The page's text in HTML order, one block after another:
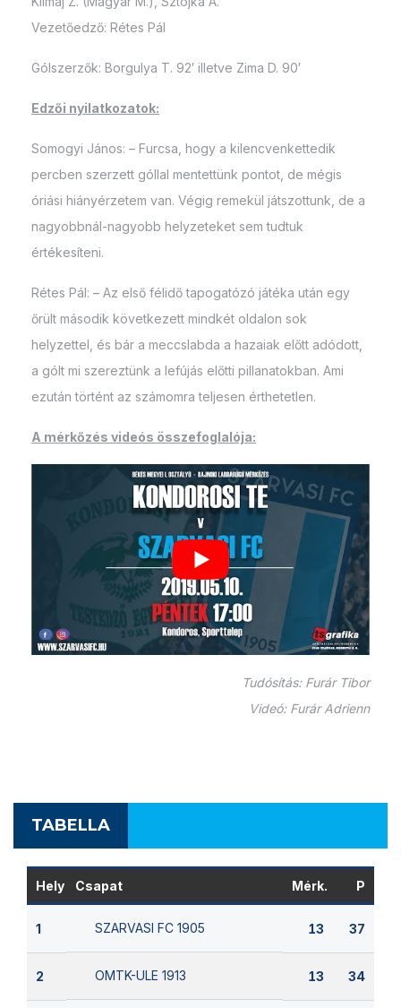
Vezetőedző: Rétes Pál
Gólszerzők: Borgulya T. 92′ illetve Zima D. 90′
Edzői nyilatkozatok:
Somogyi János: – Furcsa, hogy a kilencvenkettedik
percben szerzett góllal mentettünk pontot, de mégis
óriási hiányérzetem van. Végig remekül játszottunk, de a
nagyobbnál-nagyobb helyzeteket sem tudtuk
értékesíteni.
Rétes Pál: – Az első félidő tapogatózó játéka után egy
őrült második következett mindkét oldalon sok
helyzettel, és bár a meccslabda a hazaiak előtt adódott,
a gólt mi szereztünk a lefújás előtti pillanatokban. Ami
ezután történt az számomra teljesen érthetetlen.
A mérkőzés videós összefoglalója:
Tudósítás: Furár Tibor
Videó: Furár Adrienn
TABELLA
Hely Csapat Mérk. P
1 SZARVASI FC 1905 13 37
2 OMTK-ULE 1913 13 34